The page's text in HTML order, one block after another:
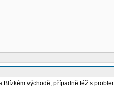
východě, případně též s